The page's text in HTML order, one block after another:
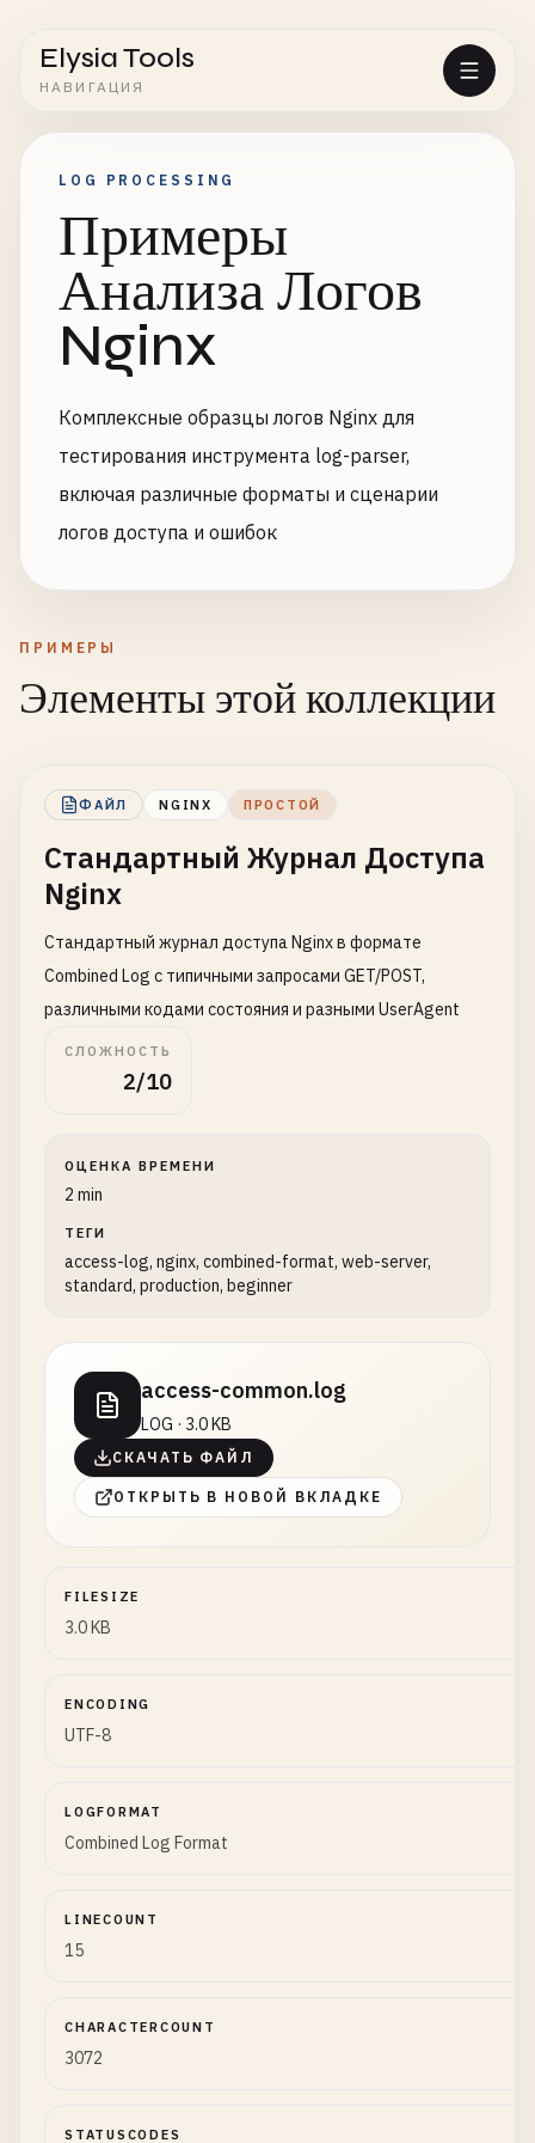
Elysia Tools
НАВИГАЦИЯ
LOG PROCESSING
Примеры
Анализа Логов
Nginx
Комплексные образцы логов Nginx для
тестирования инструмента log-parser,
включая различные форматы и сценарии
логов доступа и ошибок
ПРИМЕРЫ
Элементы этой коллекции
ФАЙЛ NGINX ПРОСТОЙ
Стандартный Журнал Доступа
Nginx
Стандартный журнал доступа Nginx в формате
Combined Log с типичными запросами GET/POST,
различными кодами состояния и разными UserAgent
СЛОЖНОСТЬ
2/10
ОЦЕНКА ВРЕМЕНИ
2 min
ТЕГИ
access-log, nginx, combined-format, web-server,
standard, production, beginner
access-common.log
LOG · 3.0 KB
СКАЧАТЬ ФАЙЛ
ОТКРЫТЬ В НОВОЙ ВКЛАДКЕ
FILESIZE
3.0 KB
ENCODING
UTF-8
LOGFORMAT
Combined Log Format
LINECOUNT
15
CHARACTERCOUNT
3072
STATUSCODES